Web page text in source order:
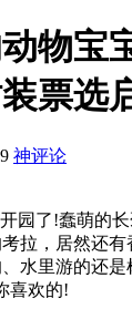
物宝
票选
神评论
园了!蠢萌的
拉，居然还
、水里游的还
喜欢的!